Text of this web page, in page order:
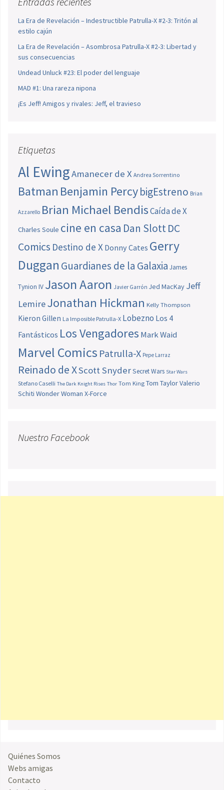
La Era de Revelación – Indestructible Patrulla-X #2-3: Tritón al
estilo cajún
La Era de Revelación – Asombrosa Patrulla-X #2-3: Libertad y
sus consecuencias
Undead Unluck #23: El poder del lenguaje
MAD #1: Una rareza nipona
¡Es Jeff! Amigos y rivales: Jeff, el travieso
Etiquetas
Al EwingAmanecer de X Andrea Sorrentino
Batman Benjamin PercybigEstreno Brian
Azzarello Brian Michael BendisCaída de X
Charles Soule cine en casa Dan SlottDC
Comics Destino de X Donny Cates Gerry
Duggan Guardianes de la Galaxia James
Tynion IV Jason Aaron Javier Garrón Jed MacKay Jeff
LemireJonathan Hickman Kelly Thompson
Kieron Gillen La Imposible Patrulla-X Lobezno Los 4
Fantásticos Los Vengadores Mark Waid
Marvel Comics Patrulla-X Pepe Larraz
Reinado de XScott SnyderSecret Wars Star Wars
Stefano Caselli The Dark Knight Rises Thor Tom King Tom TaylorValerio
Schiti Wonder Woman X-Force
Nuestro Facebook
Quiénes Somos
Webs amigas
Contacto